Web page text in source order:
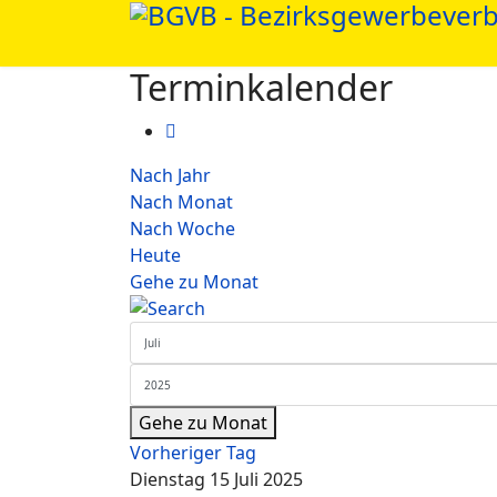
Terminkalender
Nach Jahr
Nach Monat
Nach Woche
Heute
Gehe zu Monat
Gehe zu Monat
Vorheriger Tag
Dienstag 15 Juli 2025